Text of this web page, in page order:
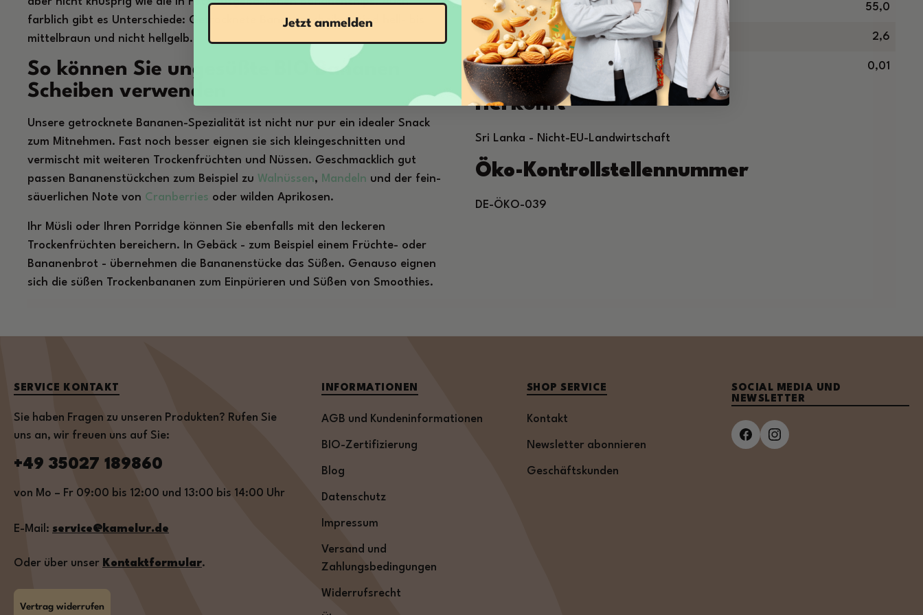
farblich gibt es Unterschiede: Getrocknete Bananenscheiben sind hell- bis
mittelbraun und nicht hellgelb.
So können Sie ungesüßte BIO Bananen
Scheiben verwenden
Unsere getrocknete Bananen-Spezialität ist nicht nur pur ein idealer Snack
zum Mitnehmen. Fast noch besser eignen sie sich kleingeschnitten und
vermischt mit weiteren Trockenfrüchten und Nüssen. Geschmacklich gut
passen Bananenstückchen zum Beispiel zu Walnüssen, Mandeln und der fein-
säuerlichen Note von Cranberries oder wilden Aprikosen.
Ihr Müsli oder Ihren Porridge können Sie ebenfalls mit den leckeren
Trockenfrüchten bereichern. In Gebäck - zum Beispiel einem Früchte- oder
Bananenbrot - übernehmen die Bananenstücke das Süßen. Genauso eignen
sich die süßen Trockenbananen zum Einpürieren und Süßen von Smoothies.
davon Zucker in g 55,0
Eiweiß in g 2,6
Salz in g 0,01
Herkunft
Sri Lanka - Nicht-EU-Landwirtschaft
Öko-Kontrollstellennummer
DE-ÖKO-039
SERVICE KONTAKT
Sie haben Fragen zu unseren Produkten? Rufen Sie
uns an, wir freuen uns auf Sie:
+49 35027 189860
von Mo – Fr 09:00 bis 12:00 und 13:00 bis 14:00 Uhr
E-Mail: service@kamelur.de
Oder über unser Kontaktformular.
Vertrag widerrufen
INFORMATIONEN
AGB und Kundeninformationen
BIO-Zertifizierung
Blog
Datenschutz
Impressum
Versand und
Zahlungsbedingungen
Widerrufsrecht
SHOP SERVICE
Kontakt
Newsletter abonnieren
Geschäftskunden
SOCIAL MEDIA UND
NEWSLETTER
Jetzt anmelden